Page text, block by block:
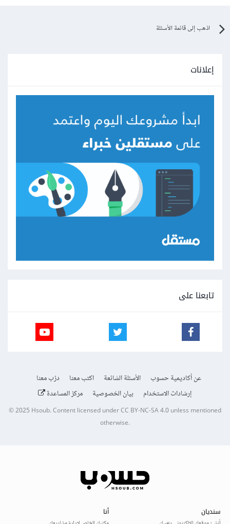
اذهب إلى قائمة الأسئلة
إعلانات
تابعنا على
عن أكاديمية حسوب الأسئلة الشائعة اكتب معنا
درّب معنا
إرشادات الاستخدام
بيان الخصوصية مركز المساعدة
© 2025Hsoub.Content licensed underCC BY-NC-SA 4.0unless mentioned
otherwise.